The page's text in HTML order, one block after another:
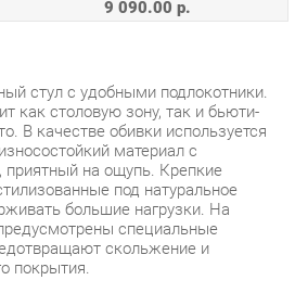
стул с удобными подлокотники.
В качестве обивки используется
на ощупь. Крепкие
под натуральное
большие нагрузки. На
специальные
скольжение и
покрытия.
фото, исчерпывающей информации
а также отзывам